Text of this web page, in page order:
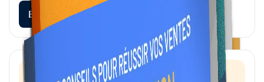
En savoir plus